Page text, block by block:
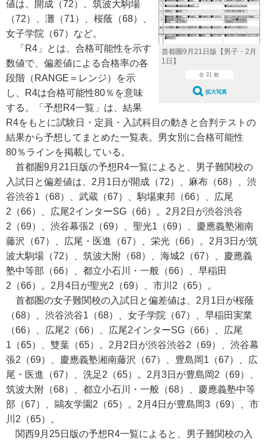
首都圏9月21日版【男子・2月
1日】
全 21 枚
拡大写真
値は、開成（72）、筑波大駒場
（72）、灘（71）、桜蔭（68）、
女子学院（67）など。
「R4」とは、合格可能性を示す
数値で、偏差値による合格率の各
段階（RANGE＝レンジ）を示
し、R4は合格可能性80％を意味
する。「予想R4一覧」は、結果
R4をもとに試験日・定員・入試科目の動きと合判テストの
結果から予想してまとめた一覧表。男女別に合格可能性
80％ラインを掲載している。
首都圏9月21日版の予想R4一覧によると、男子難関校の
入試日と偏差値は、2月1日が開成（72）、麻布（68）、渋
谷渋谷1（68）、武蔵（67）、駒場東邦（66）、広尾
2（66）、広尾2インターSG（66）。2月2日が渋谷渋谷
2（69）、渋谷幕張2（69）、聖光1（69）、慶應義塾湘南
藤沢（67）、広尾・医進（67）、栄光（66）。2月3日が筑
波大駒場（72）、筑波大附（68）、海城2（67）、慶應義
塾中等部（66）、都立小石川・一般（66）、早稲田
2（66）。2月4日が聖光2（69）、市川2（65）。
首都圏の女子難関校の入試日と偏差値は、2月1日が桜蔭
（68）、渋谷渋谷1（68）、女子学院（67）、早稲田実業
（66）、広尾2（66）、広尾2インターSG（66）、広尾
1（65）、雙葉（65）。2月2日が渋谷渋谷2（69）、渋谷幕
張2（69）、慶應義塾湘南藤沢（67）、豊島岡1（67）、広
尾・医進（67）、洗足2（65）。2月3日が豊島岡2（69）、
筑波大附（68）、都立小石川・一般（68）、慶應義塾中等
部（67）、鷗友学園2（65）。2月4日が豊島岡3（69）、市
川2（65）。
関西9月25日版の予想R4一覧によると、男子難関校の入